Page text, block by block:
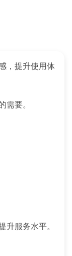
，提升使用体
需要。
升服务水平。